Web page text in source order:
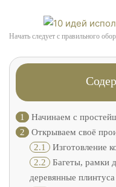
Начать следует с правильного
1
Начинаем с
2
Открываем своё
2.1 Изготовление
2.2 Багеты, рамки
деревянные плинтуса